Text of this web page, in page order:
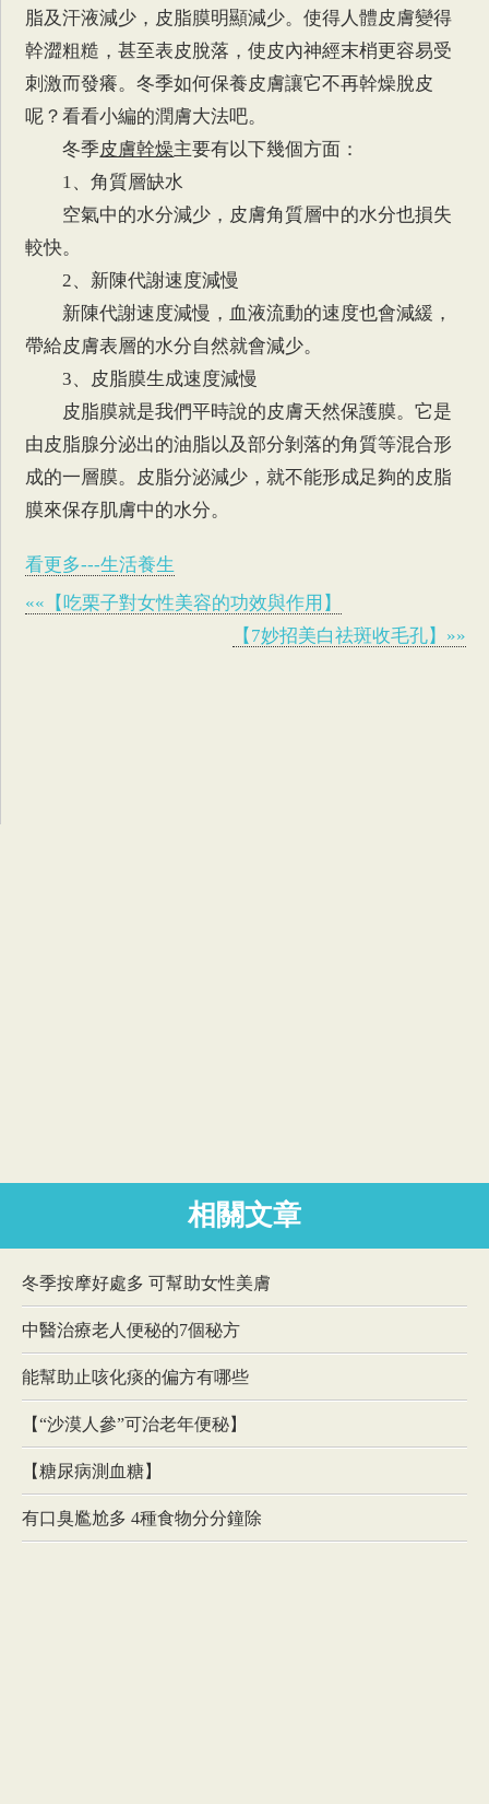
脂及汗液減少，皮脂膜明顯減少。使得人體皮膚變得
幹澀粗糙，甚至表皮脫落，使皮內神經末梢更容易受
刺激而發癢。冬季如何保養皮膚讓它不再幹燥脫皮
呢？看看小編的潤膚大法吧。
冬季皮膚幹燥主要有以下幾個方面：
1、角質層缺水
空氣中的水分減少，皮膚角質層中的水分也損失
較快。
2、新陳代謝速度減慢
新陳代謝速度減慢，血液流動的速度也會減緩，
帶給皮膚表層的水分自然就會減少。
3、皮脂膜生成速度減慢
皮脂膜就是我們平時說的皮膚天然保護膜。它是
由皮脂腺分泌出的油脂以及部分剝落的角質等混合形
成的一層膜。皮脂分泌減少，就不能形成足夠的皮脂
膜來保存肌膚中的水分。
看更多---生活養生
««【吃栗子對女性美容的功效與作用】
【7妙招美白祛斑收毛孔】»»
相關文章
冬季按摩好處多 可幫助女性美膚
中醫治療老人便秘的7個秘方
能幫助止咳化痰的偏方有哪些
【“沙漠人參”可治老年便秘】
【糖尿病測血糖】
有口臭尷尬多 4種食物分分鐘除